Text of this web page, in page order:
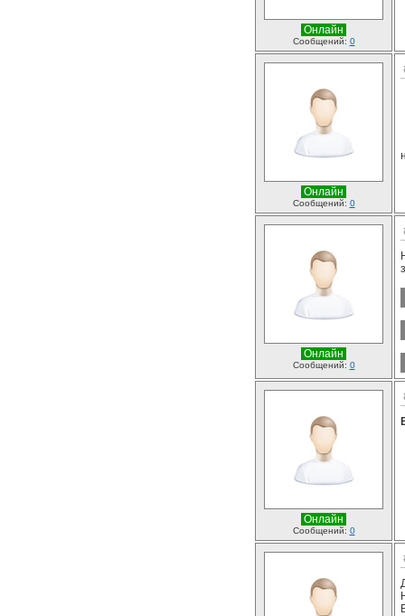
Онлайн
Сообщений: 0
Онлайн
Сообщений: 0
Онлайн
Сообщений: 0
Онлайн
Сообщений: 0